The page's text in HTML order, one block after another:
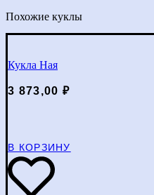
Похожие куклы
Кукла Ная
3 873,00 ₽
В КОРЗИНУ